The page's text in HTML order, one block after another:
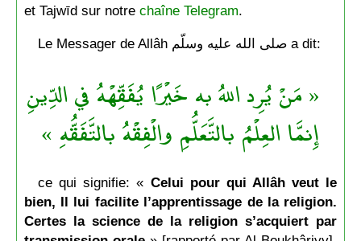
et Tajwīd sur notre chaîne Telegram.
Le Messager de Allâh صلى الله عليه وسلّم a dit:
« مَنْ يُرِد اللهُ به خَيْرًا يُفَقِّهْهُ في الدِّينِ
إِنمَّا العِلْمُ بالتَّعَلُّمِ والْفِقْهُ بالتَّفَقُّهِ »
ce qui signifie: « Celui pour qui Allâh veut le
bien, Il lui facilite l’apprentissage de la religion.
Certes la science de la religion s’acquiert par